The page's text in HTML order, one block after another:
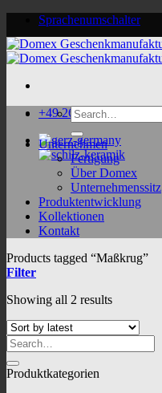
content
Sprachenumschalter
+49 2624 9188 0
Search
for:
Unternehmen
Fertigung
Über Domex
Unternehmenssitz
Produktentwicklung
Kollektionen
Kontakt
Products tagged “Maßkrug”
Filter
Showing all 2 resultsSorted
latest
Search
for:
Produktkategorien